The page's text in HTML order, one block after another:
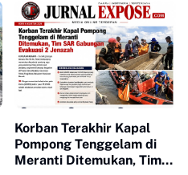
Korban Terakhir Kapal
Pompong Tenggelam di
Meranti Ditemukan, Tim